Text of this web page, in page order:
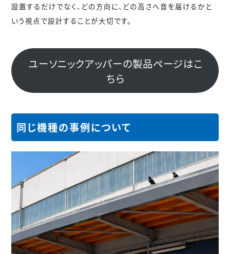
設置するだけでなく、 どの方向に、どの高さへ音を届けるか と
いう視点で設計することが大切です。
ユーソニックアッパーの製品ページはこ
ちら
同じ機種の事例について